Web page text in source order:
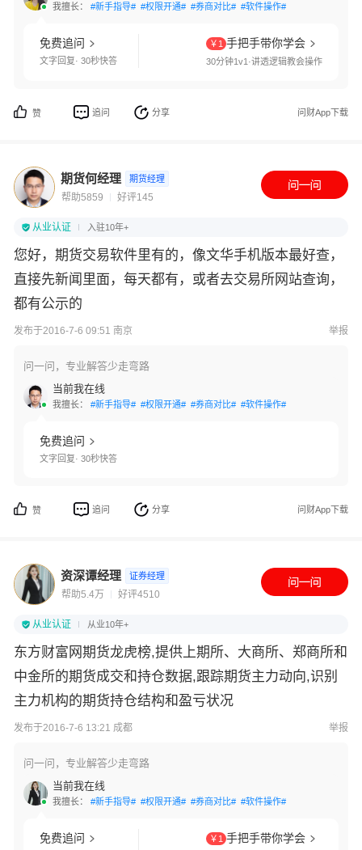
我擅长： #新手指导# #权限开通# #券商对比# #软件操作#
免费追问
文字回复· 30秒快答
￥1 手把手带你学会
30分钟1v1·讲透逻辑教会操作
赞 追问 分享 问财App下载
期货何经理 期货经理
帮助5859 好评145
从业认证 入驻10年+
您好，期货交易软件里有的，像文华手机版本最好查，
直接先新闻里面，每天都有，或者去交易所网站查询，
都有公示的
发布于2016-7-6 09:51 南京 举报
问一问，专业解答少走弯路
当前我在线
我擅长： #新手指导# #权限开通# #券商对比# #软件操作#
免费追问
文字回复· 30秒快答
赞 追问 分享 问财App下载
资深谭经理 证券经理
帮助5.4万 好评4510
从业认证 从业10年+
东方财富网期货龙虎榜,提供上期所、大商所、郑商所和
中金所的期货成交和持仓数据,跟踪期货主力动向,识别
主力机构的期货持仓结构和盈亏状况
发布于2016-7-6 13:21 成都 举报
问一问，专业解答少走弯路
当前我在线
我擅长： #新手指导# #权限开通# #券商对比# #软件操作#
免费追问 ￥1 手把手带你学会